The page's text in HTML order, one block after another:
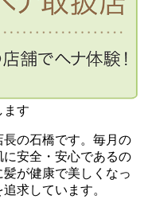
の石橋です。毎月の
安全・安心であるの
が健康で美しくなっ
求しています。